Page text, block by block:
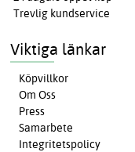
Trevlig kundservice
Viktiga länkar
Köpvillkor
Om Oss
Press
Samarbete
Integritetspolicy